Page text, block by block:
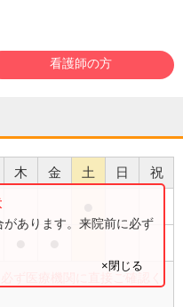
看護師の方
木 金 土 日 祝
ず医療機関に直接ご確認く
あります。来院前に必ず
×閉じる